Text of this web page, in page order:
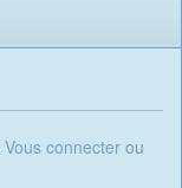
Vous connecterou